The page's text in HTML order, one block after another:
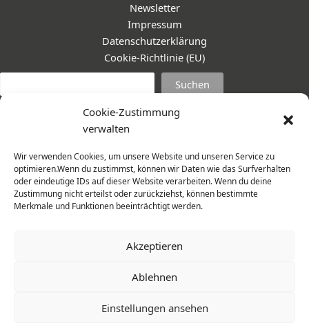
Cookie-Zustimmung
verwalten
Wir verwenden Cookies, um unsere Website und unseren Service zu
optimieren.Wenn du zustimmst, können wir Daten wie das Surfverhalten
oder eindeutige IDs auf dieser Website verarbeiten. Wenn du deine
Zustimmung nicht erteilst oder zurückziehst, können bestimmte
Merkmale und Funktionen beeinträchtigt werden.
Akzeptieren
Ablehnen
Einstellungen ansehen
Newsletter
Impressum
Datenschutzerklärung
Cookie-Richtlinie (EU)
Suchen
www.cohowe.de